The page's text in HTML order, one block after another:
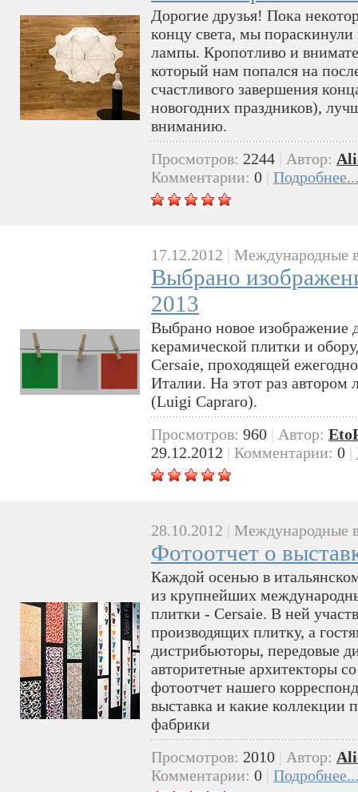
Дорогие друзья! Пока
концу света, мы
лампы. Кропотливо и
который нам попался на
счастливого завершения
новогодних праздников),
вниманию.
Просмотров: 2244 Автор:
Комментарии: 0 Подробнее...
17.12.2012 | Международные
Выбрано
2013
Выбрано новое изображение
керамической плитки и
Cersaie, проходящей
Италии. На этот раз автором
(Luigi Capraro).
Просмотров: 960 | Автор:
29.12.2012 | Комментарии: 0 |
28.10.2012 Международные
Фотоотчет о
Каждой осенью в
из крупнейших
плитки - Cersaie. В ней
производящих плитку, а
дистрибьюторы, передовые
авторитетные архитекторы
фотоотчет нашего
выставка и какие коллекции
фабрики
Просмотров: 2010 Автор:
Комментарии: 0 Подробнее...